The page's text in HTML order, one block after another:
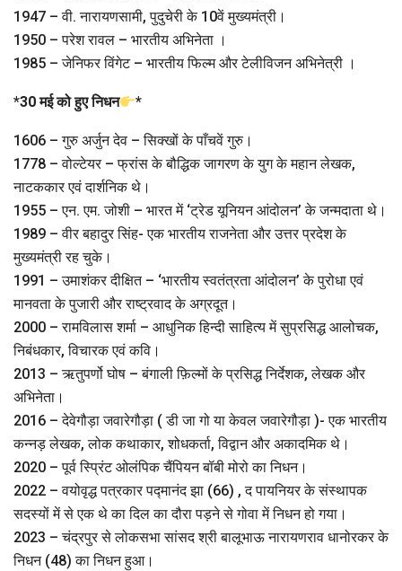
1947 – वी. नारायणसामी, पुदुचेरी के 10वें मुख्यमंत्री।
1950 – परेश रावल – भारतीय अभिनेता ।
1985 – जेनिफर विंगेट – भारतीय फिल्म और टेलीविजन अभिनेत्री ।
*30 मई को हुए निधन *
1606 – गुरु अर्जुन देव – सिक्खों के पाँचवें गुरु।
1778 – वोल्टेयर – फ्रांस के बौद्धिक जागरण के युग के महान लेखक,
नाटककार एवं दार्शनिक थे।
1955 – एन. एम. जोशी – भारत में ‘ट्रेड यूनियन आंदोलन’ के जन्मदाता थे।
1989 – वीर बहादुर सिंह- एक भारतीय राजनेता और उत्तर प्रदेश के
मुख्यमंत्री रह चुके।
1991 – उमाशंकर दीक्षित – ‘भारतीय स्वतंत्रता आंदोलन’ के पुरोधा एवं
मानवता के पुजारी और राष्ट्रवाद के अग्रदूत।
2000 – रामविलास शर्मा – आधुनिक हिन्दी साहित्य में सुप्रसिद्ध आलोचक,
निबंधकार, विचारक एवं कवि।
2013 – ऋतुपर्णो घोष – बंगाली फ़िल्मों के प्रसिद्ध निर्देशक, लेखक और
अभिनेता।
2016 – देवेगौड़ा जवारेगौड़ा ( डी जा गो या केवल जवारेगौड़ा )- एक भारतीय
कन्नड़ लेखक, लोक कथाकार, शोधकर्ता, विद्वान और अकादमिक थे।
2020 – पूर्व स्प्रिंट ओलंपिक चैंपियन बॉबी मोरो का निधन।
2022 – वयोवृद्ध पत्रकार पद्मानंद झा (66) , द पायनियर के संस्थापक
सदस्यों में से एक थे का दिल का दौरा पड़ने से गोवा में निधन हो गया।
2023 – चंद्रपुर से लोकसभा सांसद श्री बालूभाऊ नारायणराव धानोरकर के
निधन (48) का निधन हुआ।